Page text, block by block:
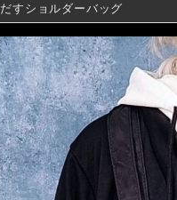
すショルダーバッグ